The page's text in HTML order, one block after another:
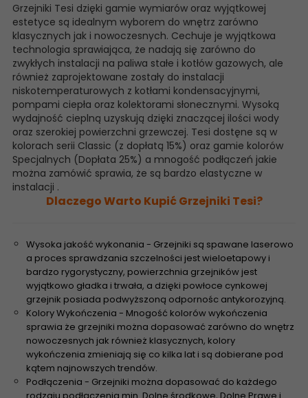
Grzejniki Tesi dzięki gamie wymiarów oraz wyjątkowej
estetyce są idealnym wyborem do wnętrz zarówno
klasycznych jak i nowoczesnych. Cechuje je wyjątkowa
technologia sprawiająca, że nadają się zarówno do
zwykłych instalacji na paliwa stałe i kotłów gazowych, ale
również zaprojektowane zostały do instalacji
niskotemperaturowych z kotłami kondensacyjnymi,
pompami ciepła oraz kolektorami słonecznymi. Wysoką
wydajność cieplną uzyskują dzięki znaczącej ilości wody
oraz szerokiej powierzchni grzewczej. Tesi dostęne są w
kolorach serii Classic (z dopłatą 15%) oraz gamie kolorów
Specjalnych (Dopłata 25%) a mnogość podłączeń jakie
można zamówić sprawia, że są bardzo elastyczne w
instalacji .
Dlaczego Warto Kupić Grzejniki Tesi?
Wysoka jakość wykonania - Grzejniki są spawane laserowo
a proces sprawdzania szczelności jest wieloetapowy i
bardzo rygorystyczny, powierzchnia grzejników jest
wyjątkowo gładka i trwała, a dzięki powłoce cynkowej
grzejnik posiada podwyższoną odpornośc antykorozyjną.
Kolory Wykończenia - Mnogość kolorów wykończenia
sprawia że grzejniki można dopasować zarówno do wnętrz
nowoczesnych jak również klasycznych, kolory
wykończenia zmieniają się co kilka lat i są dobierane pod
kątem najnowszych trendów.
Podłączenia - Grzejniki można dopasować do każdego